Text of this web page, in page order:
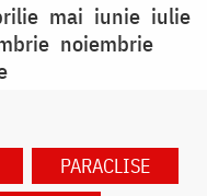
mai iunie iulie
noiembrie
PARACLISE